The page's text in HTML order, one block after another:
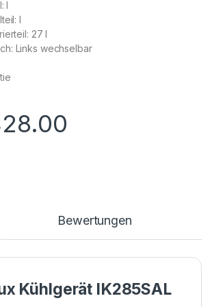
l
l
27 l
Links wechselbar
Bewertungen
Kühlgerät IK285SAL